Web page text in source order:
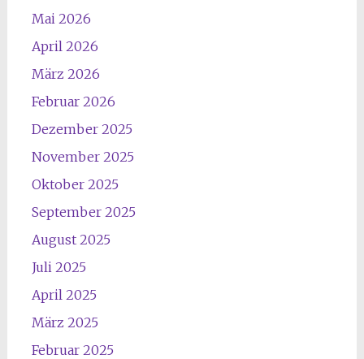
Mai 2026
April 2026
März 2026
Februar 2026
Dezember 2025
November 2025
Oktober 2025
September 2025
August 2025
Juli 2025
April 2025
März 2025
Februar 2025